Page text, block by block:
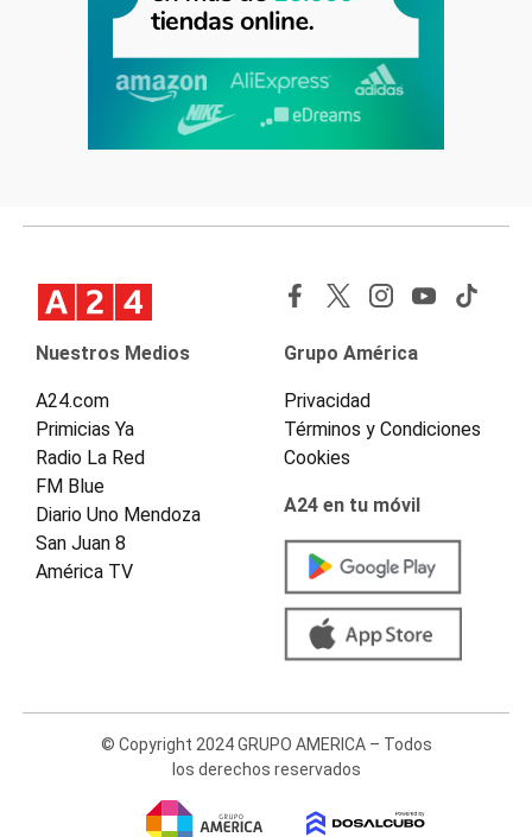
Nuestros Medios
A24.com
Primicias Ya
Radio La Red
FM Blue
Diario Uno Mendoza
San Juan 8
América TV
Grupo América
Privacidad
Términos y Condiciones
Cookies
A24 en tu móvil
© Copyright 2024 GRUPO AMERICA – Todos
los derechos reservados